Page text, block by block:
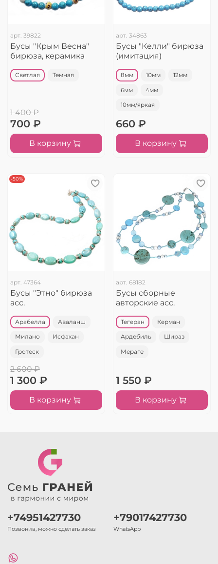
арт. 39822
Бусы "Крым Весна"
бирюза, керамика
Светлая Темная
1 400 ₽
700 ₽
В корзину
арт. 34863
Бусы "Келли" бирюза
(имитация)
8мм 10мм 12мм
6мм 4мм
10мм/яркая
660 ₽
В корзину
-50%
арт. 47364
Бусы "Этно" бирюза
асс.
Арабелла Аваланш
Милано Исфахан
Гротеск
2 600 ₽
1 300 ₽
В корзину
арт. 68182
Бусы сборные
авторские асс.
Тегеран Керман
Ардебиль Шираз
Мераге
1 550 ₽
В корзину
+74951427730
Позвонив, можно сделать заказ
+79017427730
WhatsApp